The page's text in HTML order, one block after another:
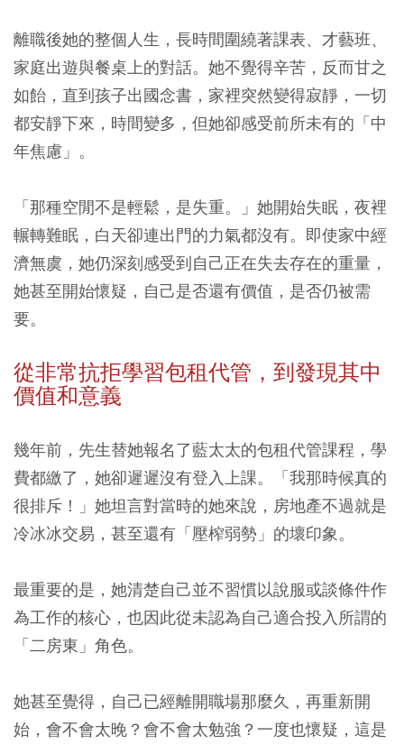
離職後她的整個人生，長時間圍繞著課表、才藝班、
家庭出遊與餐桌上的對話。她不覺得辛苦，反而甘之
如飴，直到孩子出國念書，家裡突然變得寂靜，一切
都安靜下來，時間變多，但她卻感受前所未有的「中
年焦慮」。
「那種空閒不是輕鬆，是失重。」她開始失眠，夜裡
輾轉難眠，白天卻連出門的力氣都沒有。即使家中經
濟無虞，她仍深刻感受到自己正在失去存在的重量，
她甚至開始懷疑，自己是否還有價值，是否仍被需
要。
從非常抗拒學習包租代管，到發現其中
價值和意義
幾年前，先生替她報名了藍太太的包租代管課程，學
費都繳了，她卻遲遲沒有登入上課。「我那時候真的
很排斥！」她坦言對當時的她來說，房地產不過就是
冷冰冰交易，甚至還有「壓榨弱勢」的壞印象。
最重要的是，她清楚自己並不習慣以說服或談條件作
為工作的核心，也因此從未認為自己適合投入所謂的
「二房東」角色。
她甚至覺得，自己已經離開職場那麼久，再重新開
始，會不會太晚？會不會太勉強？一度也懷疑，這是